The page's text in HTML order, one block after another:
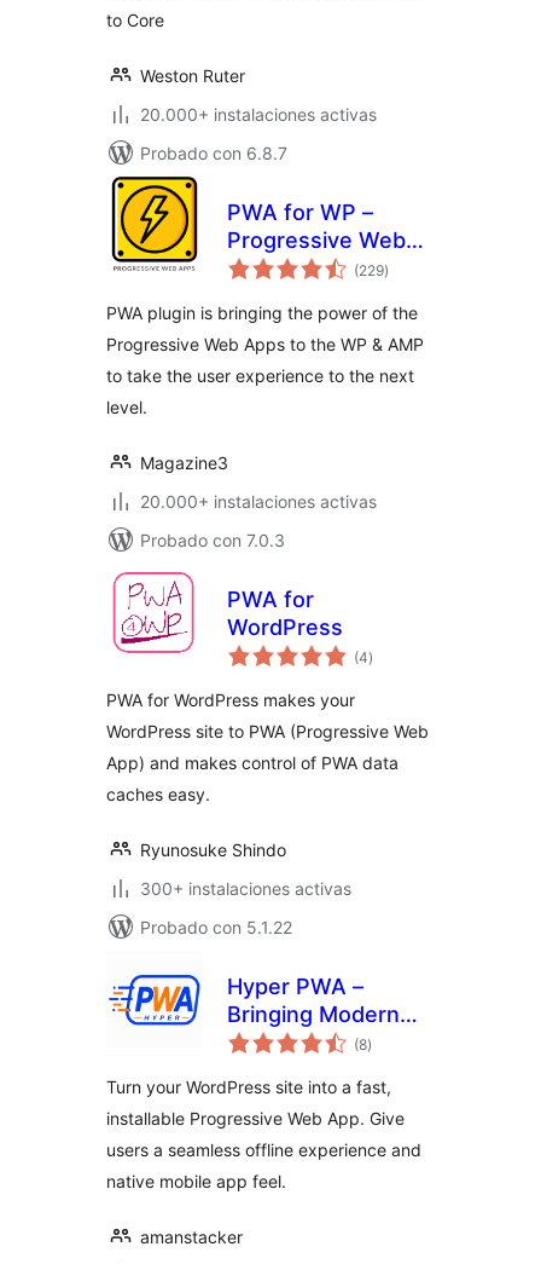
to Core
Weston Ruter
20.000+ instalaciones activas
Probado con 6.8.7
PWA for WP –
Progressive Web
Apps Made Simple
(229total
de
)
PWA plugin is bringing the power of the
Progressive Web Apps to the WP & AMP
to take the user experience to the next
level.
Magazine3
20.000+ instalaciones activas
Probado con 7.0.3
PWA for
WordPress
(4total
de
)
PWA for WordPress makes your
WordPress site to PWA (Progressive Web
App) and makes control of PWA data
caches easy.
Ryunosuke Shindo
300+ instalaciones activas
Probado con 5.1.22
Hyper PWA –
Bringing Modern
Progressive Web
(8total
de
)
Turn your WordPress site into a fast,
installable Progressive Web App. Give
users a seamless offline experience and
native mobile app feel.
amanstacker